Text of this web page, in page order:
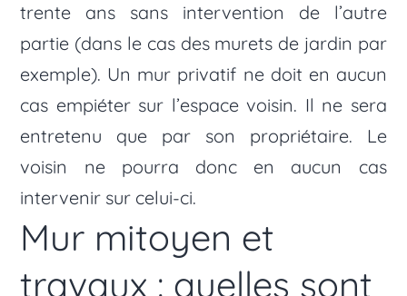
trente ans sans intervention de l’autre
partie (dans le cas des murets de jardin par
exemple). Un mur privatif ne doit en aucun
cas empiéter sur l’espace voisin. Il ne sera
entretenu que par son propriétaire. Le
voisin ne pourra donc en aucun cas
intervenir sur celui-ci.
Mur mitoyen et
travaux : quelles sont